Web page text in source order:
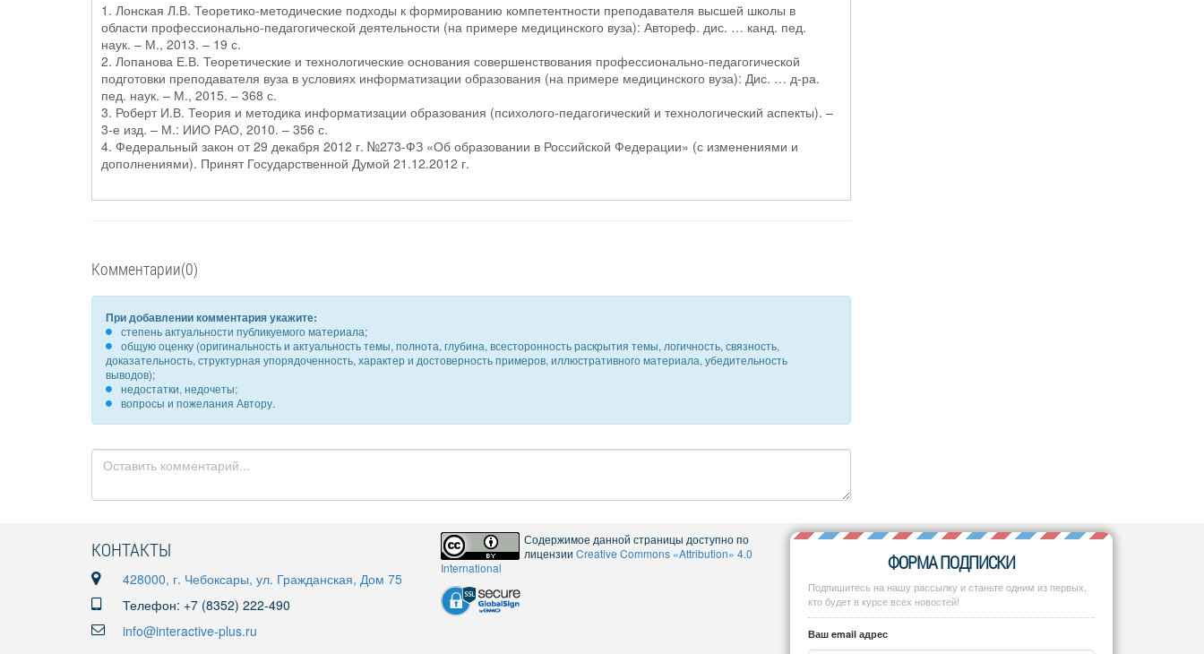
1. Лонская Л.В. Теоретико-методические подходы к формированию компетентности преподавателя высшей школы в
области профессионально-педагогической деятельности (на примере медицинского вуза): Автореф. дис. … канд. пед.
наук. – М., 2013. – 19 с.
2. Лопанова Е.В. Теоретические и технологические основания совершенствования профессионально-педагогической
подготовки преподавателя вуза в условиях информатизации образования (на примере медицинского вуза): Дис. … д-ра.
пед. наук. – М., 2015. – 368 с.
3. Роберт И.В. Теория и методика информатизации образования (психолого-педагогический и технологический аспекты). –
3-е изд. – М.: ИИО РАО, 2010. – 356 с.
4. Федеральный закон от 29 декабря 2012 г. №273-ФЗ «Об образовании в Российской Федерации» (с изменениями и
дополнениями). Принят Государственной Думой 21.12.2012 г.
Комментарии(0)
При добавлении комментария укажите:
степень актуальности публикуемого материала;
общую оценку (оригинальность и актуальность темы, полнота, глубина, всесторонность раскрытия темы, логичность, связность,
доказательность, структурная упорядоченность, характер и достоверность примеров, иллюстративного материала, убедительность
выводов);
недостатки, недочеты;
вопросы и пожелания Автору.
КОНТАКТЫ
428000, г. Чебоксары, ул. Гражданская, Дом 75
Телефон: +7 (8352) 222-490
info@interactive-plus.ru
Содержимое данной страницы доступно по
лицензии Creative Commons «Attribution» 4.0
International
ФОРМА ПОДПИСКИ
Подпишитесь на нашу рассылку и станьте одним из первых,
кто будет в курсе всех новостей!
Ваш email адрес